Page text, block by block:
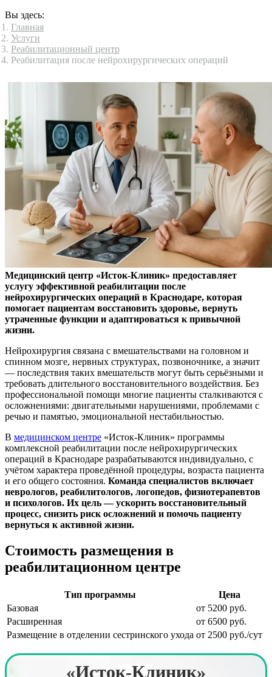
Вы здесь:
Главная
Услуги
Реабилитационный центр
Реабилитация после нейрохирургических операций
Медицинский центр «Исток-Клиник» предоставляет
услугу эффективной реабилитации после
нейрохирургических операций в Краснодаре, которая
помогает пациентам восстановить здоровье, вернуть
утраченные функции и адаптироваться к привычной
жизни.
Нейрохирургия связана с вмешательствами на головном и
спинном мозге, нервных структурах, позвоночнике, а значит
— последствия таких вмешательств могут быть серьёзными и
требовать длительного восстановительного воздействия. Без
профессиональной помощи многие пациенты сталкиваются с
осложнениями: двигательными нарушениями, проблемами с
речью и памятью, эмоциональной нестабильностью.
В медицинском центре «Исток-Клиник» программы
комплексной реабилитации после нейрохирургических
операций в Краснодаре разрабатываются индивидуально, с
учётом характера проведённой процедуры, возраста пациента
и его общего состояния. Команда специалистов включает
неврологов, реабилитологов, логопедов, физиотерапевтов
и психологов. Их цель — ускорить восстановительный
процесс, снизить риск осложнений и помочь пациенту
вернуться к активной жизни.
Стоимость размещения в
реабилитационном центре
Тип программы
Цена
Базовая
от 5200 руб.
Расширенная
от 6500 руб.
Размещение в отделении сестринского ухода от 2500 руб./сут
«Исток-Клиник»